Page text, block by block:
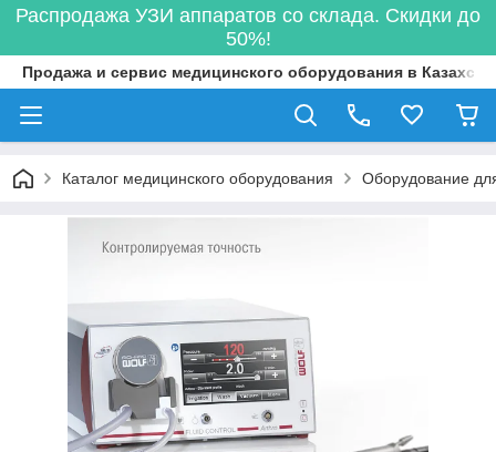
Распродажа УЗИ аппаратов со склада. Скидки до
50%!
Продажа и сервис медицинского оборудования в
Каталог медицинского оборудования Оборудование